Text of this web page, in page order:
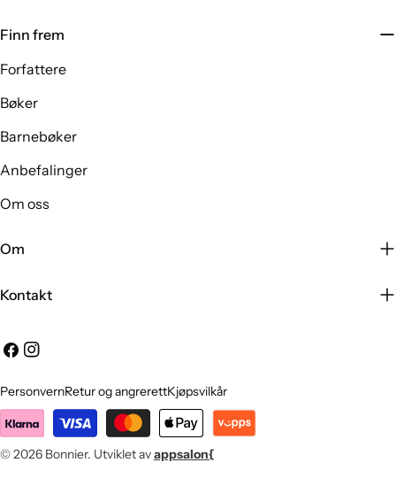
Finn frem
Forfattere
Bøker
Barnebøker
Anbefalinger
Om oss
Om
Kontakt
FacebookInstagram
© 2026 Bonnier. Utviklet avappsalon{
PersonvernRetur og angrerettKjøpsvilkår
Betalingsmetoder